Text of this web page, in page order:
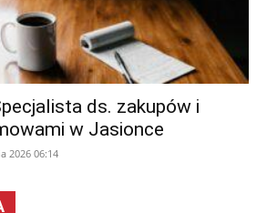
ds. zakupów i
w Jasionce
2026 06:14